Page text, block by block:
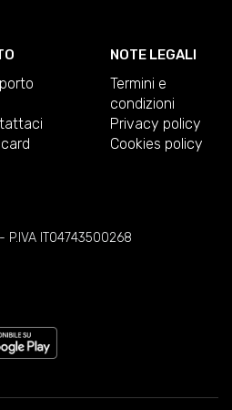
NOTE LEGALI
Termini e
condizioni
Privacy policy
Cookies policy
- P.IVA IT04743500268